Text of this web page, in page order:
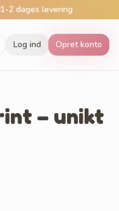
levering
Log ind Opret konto
– unikt